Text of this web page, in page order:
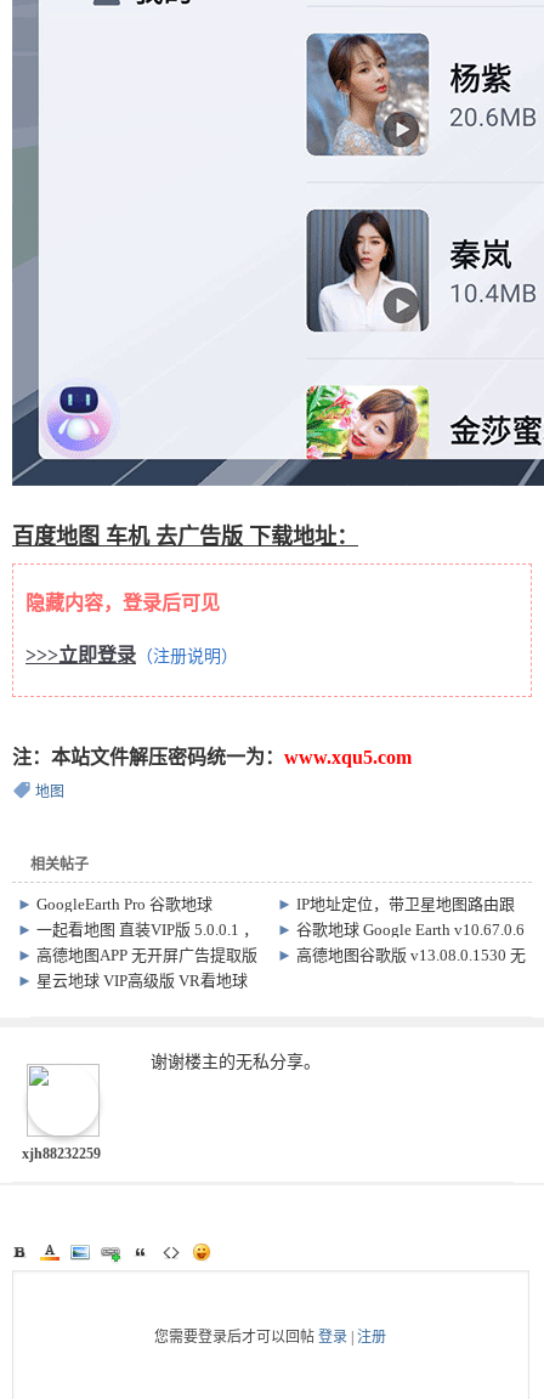
百度地图 车机 去广告版 下载地址：
隐藏内容，登录后可见
>>>立即登录 （注册说明）
注：本站文件解压密码统一为： www.xqu5.com
地图
相关帖子
►GoogleEarth Pro 谷歌地球
7.3.7.1155
►IP地址定位，带卫星地图路由跟
踪软件
►一起看地图 直装VIP版 5.0.0.1 ，
超级地图软件
►谷歌地球 Google Earth v10.67.0.6
手机版
►高德地图APP 无开屏广告提取版
12.10.61.3021 /修改版 16.18.0.1141
►高德地图谷歌版 v13.08.0.1530 无
►星云地球 VIP高级版 VR看地球
xjh88232259
谢谢楼主的无私分享。
您需要登录后才可以回帖登录 |注册